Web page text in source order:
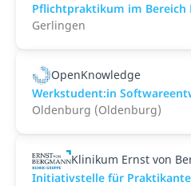
Pflichtpraktikum im Bereich
Gerlingen
OpenKnowledge
Werkstudent:in
Oldenburg (Oldenburg)
Klinikum Ernst von
Initiativstelle für